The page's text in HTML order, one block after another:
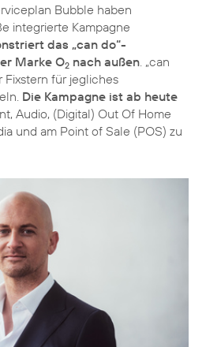
Bubble haben
integrierte Kampagne
das „can do“-
Marke O2 nach außen . „can
Fixstern für jegliches
Die Kampagne ist ab heute
Audio, (Digital) Out Of Home
und am Point of Sale (POS) zu